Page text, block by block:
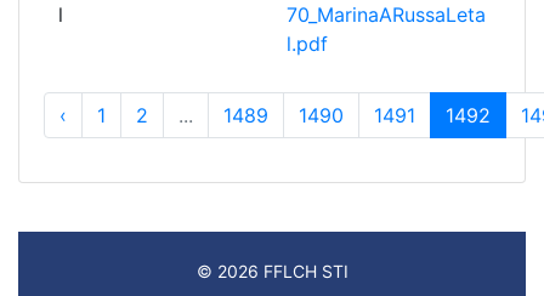
l
70_MarinaARussaLeta
l.pdf
‹ 1 2 ... 1489 1490 1491 1492
© 2026 FFLCH STI